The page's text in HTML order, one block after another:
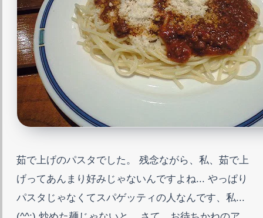
茹で上げのパスタでした。 残念ながら、私、茹で上
げってあんまり好みじゃないんですよね... やっぱり
パスタじゃなくてスパゲッティの人なんです、私...